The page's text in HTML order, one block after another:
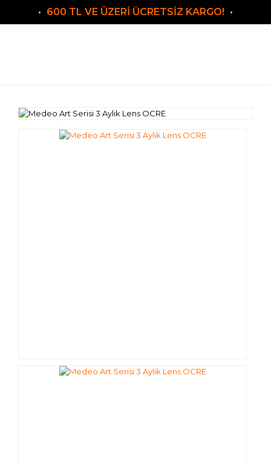
600 TL VE ÜZERİ ÜCRETSİZ KARGO!